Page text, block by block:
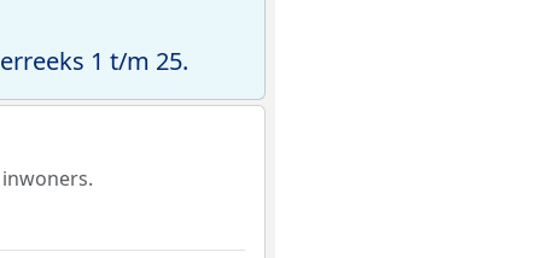
1 t/m 25.